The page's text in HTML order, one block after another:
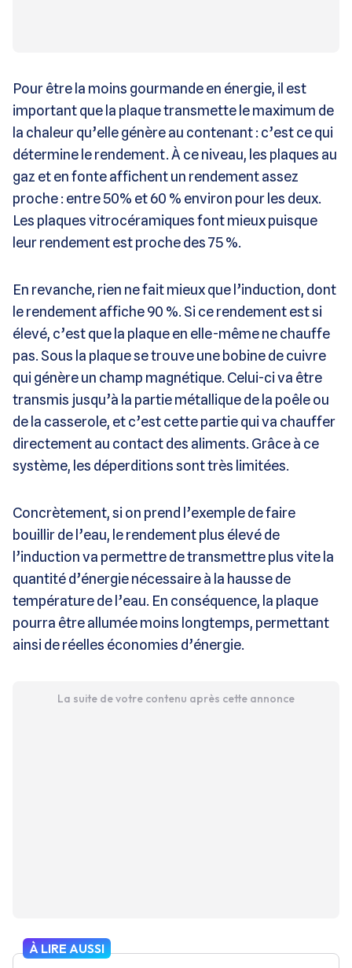
Pour être la moins gourmande en énergie, il est
important que la plaque transmette le maximum de
la chaleur qu’elle génère au contenant : c’est ce qui
détermine le rendement. À ce niveau, les plaques au
gaz et en fonte affichent un rendement assez
proche : entre 50% et 60 % environ pour les deux.
Les plaques vitrocéramiques font mieux puisque
leur rendement est proche des 75 %.
En revanche, rien ne fait mieux que l’induction, dont
le rendement affiche 90 %. Si ce rendement est si
élevé, c’est que la plaque en elle-même ne chauffe
pas. Sous la plaque se trouve une bobine de cuivre
qui génère un champ magnétique. Celui-ci va être
transmis jusqu’à la partie métallique de la poêle ou
de la casserole, et c’est cette partie qui va chauffer
directement au contact des aliments. Grâce à ce
système, les déperditions sont très limitées.
Concrètement, si on prend l’exemple de faire
bouillir de l’eau, le rendement plus élevé de
l’induction va permettre de transmettre plus vite la
quantité d’énergie nécessaire à la hausse de
température de l’eau. En conséquence, la plaque
pourra être allumée moins longtemps, permettant
ainsi de réelles économies d’énergie.
La suite de votre contenu après cette annonce
À LIRE AUSSI